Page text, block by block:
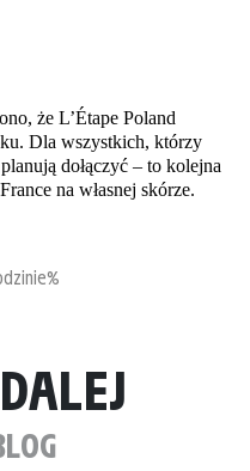
że L’Étape Poland
Dla wszystkich, którzy
dołączyć – to kolejna
na własnej skórze.